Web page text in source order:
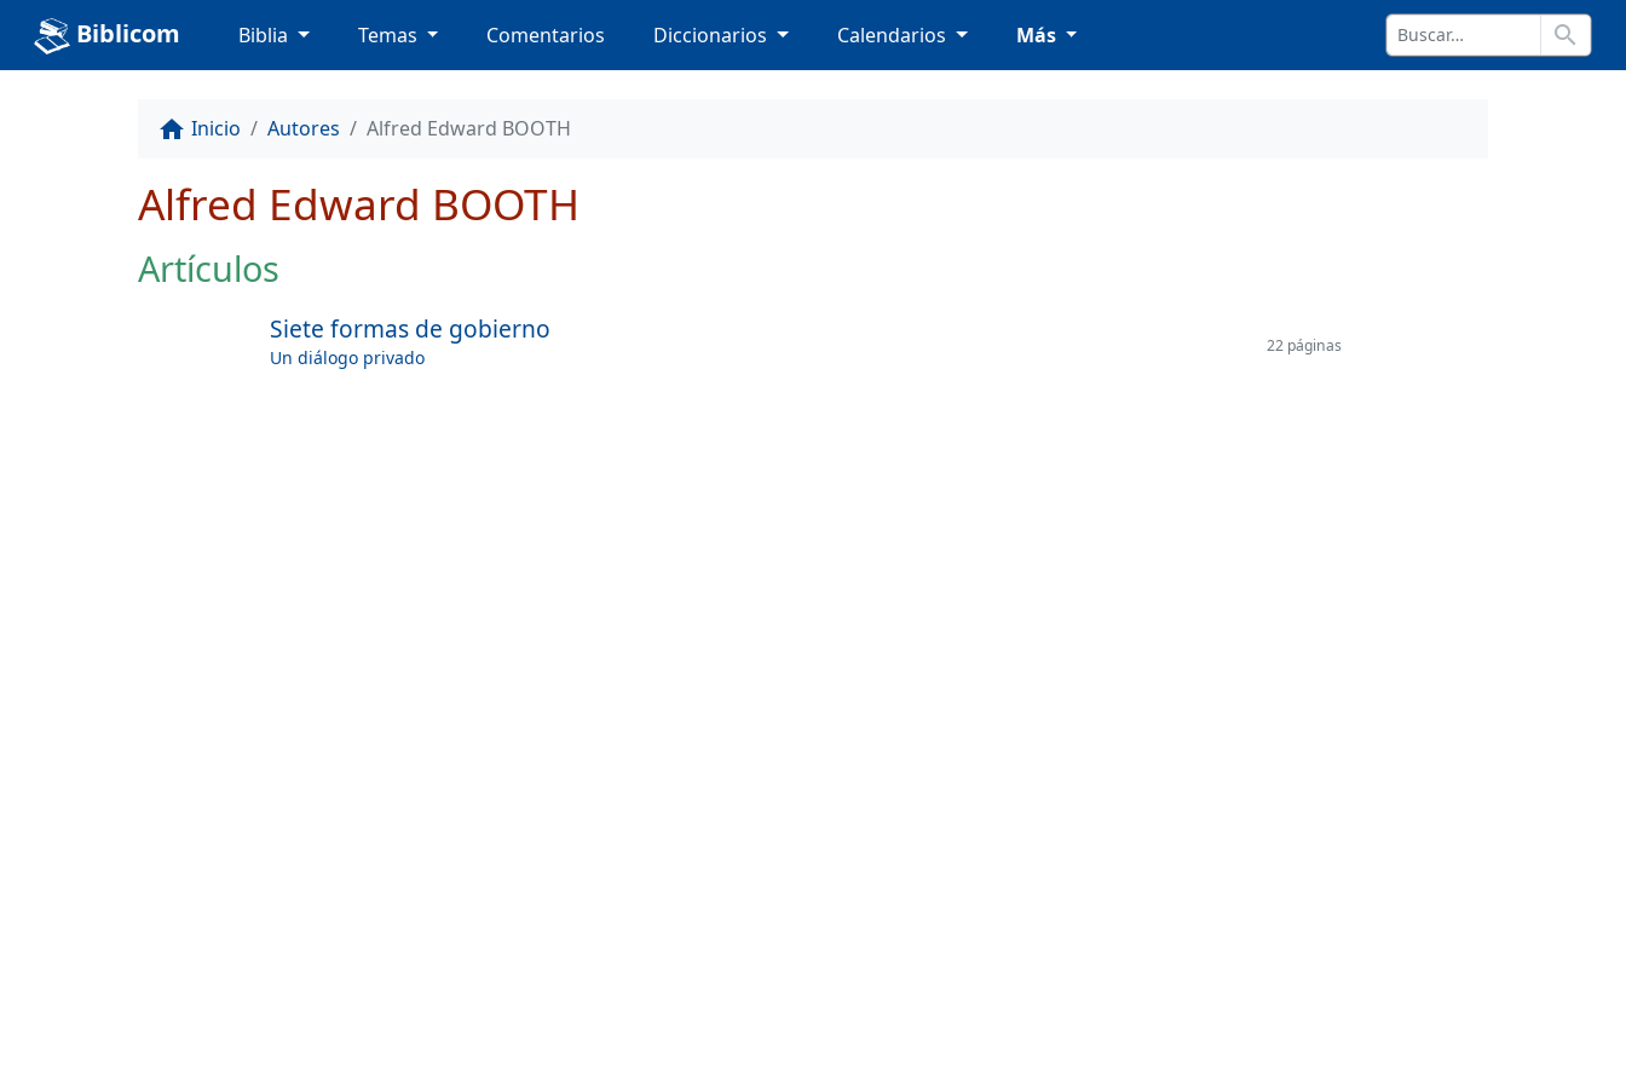
Biblicom Biblia Temas Comentarios Diccionarios Calendarios Más search
home Inicio Autores Alfred Edward BOOTH
Alfred Edward BOOTH
Artículos
Siete formas de gobierno
Un diálogo privado
22 páginas